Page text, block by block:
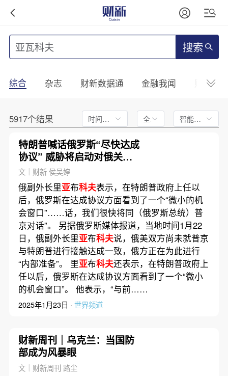
搜索
综合 杂志 财新数据通 金融我闻 财新
5917个结果 时间不限 全文 智能排序
特朗普喊话俄罗斯“尽快达成
协议” 威胁将启动对俄关税
和制裁
文｜财新 侯吴婷
俄副外长里亚布科夫表示，在特朗普政府上任以
后，俄罗斯在达成协议方面看到了一个“微小的机
会窗口”……话，我们很快将同（俄罗斯总统）普
京对话”。 另据俄罗斯媒体报道，当地时间1月22
日，俄副外长里亚布科夫说，俄美双方尚未就普京
与特朗普进行接触达成一致，俄方正在为此进行
“内部准备”。 里亚布科夫还表示，在特朗普政府上
任以后，俄罗斯在达成协议方面看到了一个“微小
的机会窗口”。 他表示，“与前……
2025年1月23日 · 世界频道
财新周刊｜乌克兰：当国防
部成为风暴眼
文｜财新周刊 路尘